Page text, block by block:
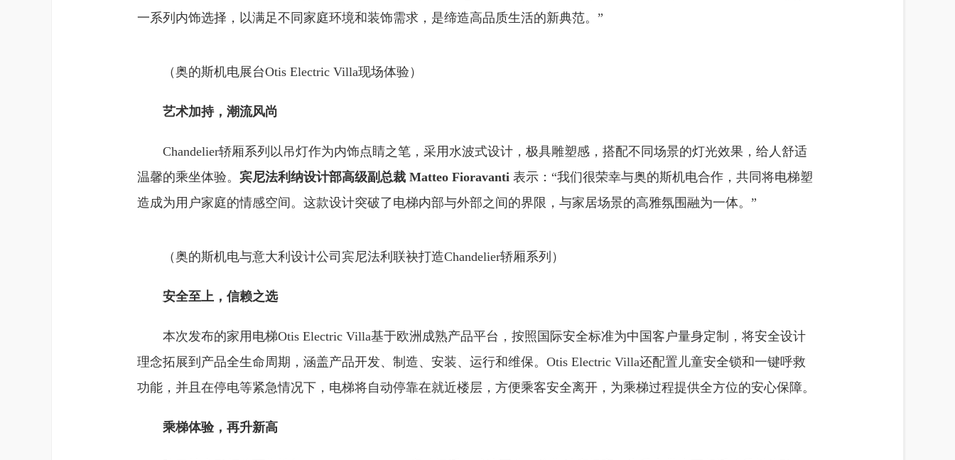
一系列内饰选择，以满足不同家庭环境和装饰需求，是缔造高品质生活的新典范。”
（奥的斯机电展台Otis Electric Villa现场体验）
艺术加持，潮流风尚
Chandelier轿厢系列以吊灯作为内饰点睛之笔，采用水波式设计，极具雕塑感，搭配不同场景的灯光效果，给人舒适
温馨的乘坐体验。 宾尼法利纳设计部高级副总裁 Matteo Fioravanti 表示：“我们很荣幸与奥的斯机电合作，共同将电梯塑
造成为用户家庭的情感空间。这款设计突破了电梯内部与外部之间的界限，与家居场景的高雅氛围融为一体。”
（奥的斯机电与意大利设计公司宾尼法利联袂打造Chandelier轿厢系列）
安全至上，信赖之选
本次发布的家用电梯Otis Electric Villa基于欧洲成熟产品平台，按照国际安全标准为中国客户量身定制，将安全设计
理念拓展到产品全生命周期，涵盖产品开发、制造、安装、运行和维保。Otis Electric Villa还配置儿童安全锁和一键呼救
功能，并且在停电等紧急情况下，电梯将自动停靠在就近楼层，方便乘客安全离开，为乘梯过程提供全方位的安心保障。
乘梯体验，再升新高